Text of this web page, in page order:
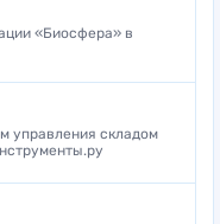
«Биосфера» в
управления складом